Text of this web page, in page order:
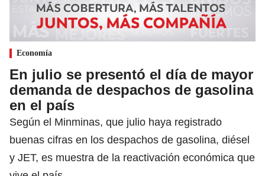
Economía
En julio se presentó el día de mayor
demanda de despachos de gasolina
en el país
Según el Minminas, que julio haya registrado
buenas cifras en los despachos de gasolina, diésel
y JET, es muestra de la reactivación económica que